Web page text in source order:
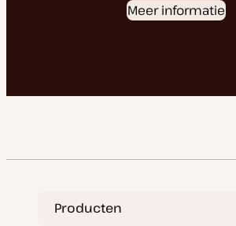
Meer informatie
Producten